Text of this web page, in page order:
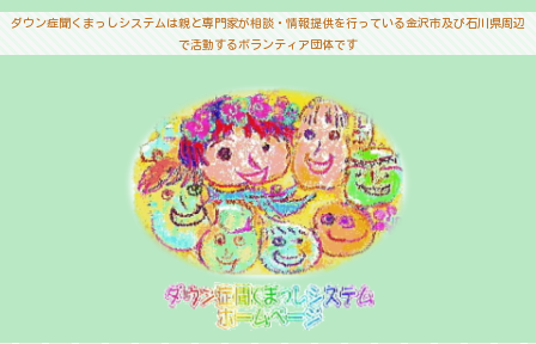
ダウン症聞くまっしシステムは親と専門家が相談・情報提供を行っている金沢市及び石川県周辺
で活動するボランティア団体です